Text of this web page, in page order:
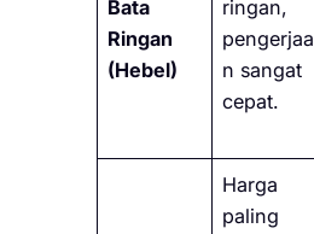
Bata
Ringan
(Hebel)
ringan,
pengerjaa
n sangat
cepat.
Harga
paling